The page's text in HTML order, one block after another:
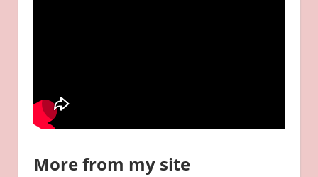
More from my site